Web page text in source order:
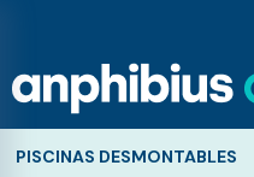
PISCINAS DESMONTABLES